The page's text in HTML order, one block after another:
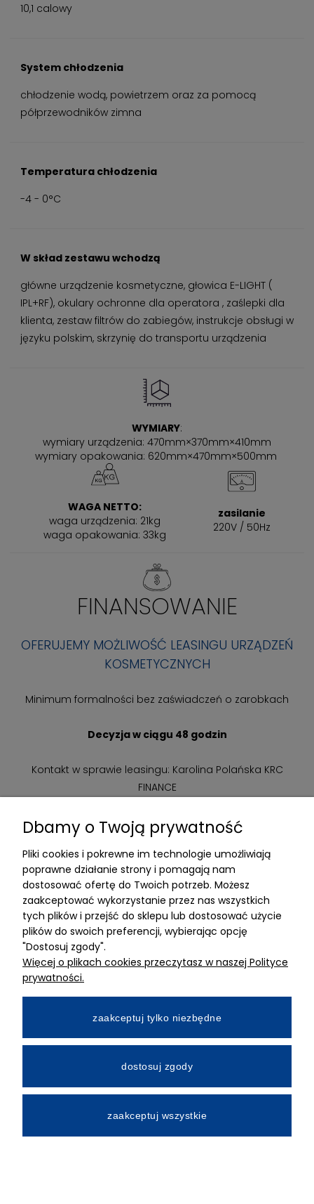
10,1 calowy
System chłodzenia
chłodzenie wodą, powietrzem oraz za pomocą
półprzewodników zimna
Temperatura chłodzenia
-4 - 0°C
W skład zestawu wchodzą
główne urządzenie kosmetyczne, głowica E-LIGHT (
IPL+RF), okulary ochronne dla operatora , zaślepki dla
klienta, zestaw filtrów do zabiegów, instrukcje obsługi w
języku polskim, skrzynię do transportu urządzenia
WYMIARY:
wymiary urządzenia: 470mm×370mm×410mm
wymiary opakowania: 620mm×470mm×500mm
WAGA NETTO:
waga urządzenia: 21kg
waga opakowania: 33kg
zasilanie
220V / 50Hz
FINANSOWANIE
OFERUJEMY MOŻLIWOŚĆ LEASINGU URZĄDZEŃ
KOSMETYCZNYCH
Minimum formalności bez zaświadczeń o zarobkach
Decyzja w ciągu 48 godzin
Kontakt w sprawie leasingu: Karolina Polańska KRC
FINANCE
el/fax 32 780 54 44
e-mail: k.polanska@krc.com.pl
SZCZEGÓŁY
W cenie zakupu :
Transport do Klienta w dowolne miejsce w Polsce
Profesjonalne szkolenie (ok 5 godz.) - zakończone
certyfikatem dla dowolnej liczby osób + materiały
dydaktyczne
Autoryzowany, własny serwis gwarancyjny
Tani / szybki serwis pogwarancyjny!
Dbamy o Twoją prywatność
Pliki cookies i pokrewne im technologie umożliwiają
poprawne działanie strony i pomagają nam
dostosować ofertę do Twoich potrzeb. Możesz
zaakceptować wykorzystanie przez nas wszystkich
tych plików i przejść do sklepu lub dostosować użycie
plików do swoich preferencji, wybierając opcję
"Dostosuj zgody".
Więcej o plikach cookies przeczytasz w naszej Polityce
prywatności.
zaakceptuj tylko niezbędne
dostosuj zgody
zaakceptuj wszystkie